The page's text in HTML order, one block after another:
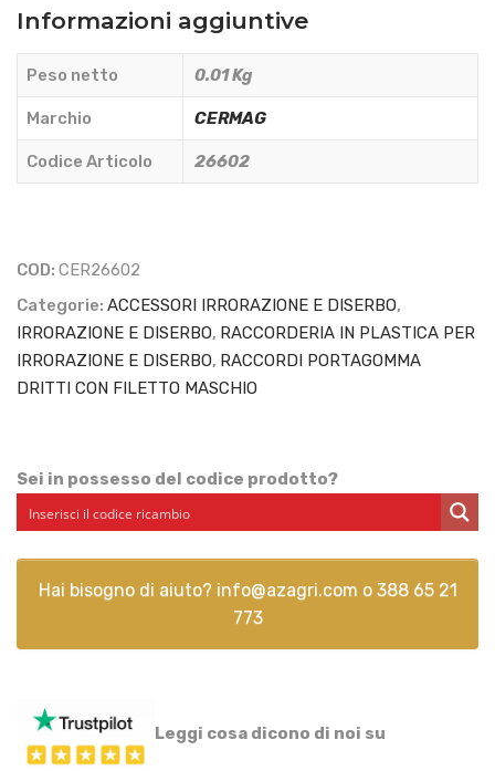
D.20
FILETTO
MASCHIO
1/2"
-
CERMAG
Informazioni aggiuntive
Peso netto 0.01 Kg
Marchio CERMAG
Codice Articolo 26602
COD: CER26602
Categorie: ACCESSORI IRRORAZIONE E DISERBO,
IRRORAZIONE E DISERBO, RACCORDERIA IN PLASTICA PER
IRRORAZIONE E DISERBO, RACCORDI PORTAGOMMA
DRITTI CON FILETTO MASCHIO
Sei in possesso del codice prodotto?
Hai bisogno di aiuto? info@azagri.com o 388 65 21
773
Leggi cosa dicono di noi su